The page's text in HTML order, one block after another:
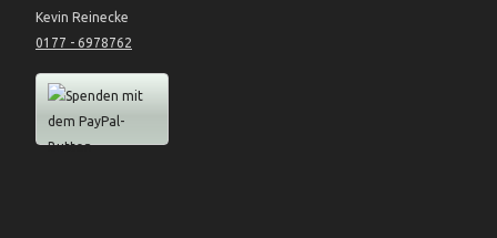
Kevin Reinecke
0177 - 6978762